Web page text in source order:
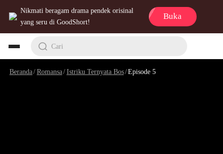
Nikmati beragam drama pendek orisinal
yang seru di GoodShort!
Buka
Cari
Beranda/Romansa/Istriku Ternyata Bos/Episode 5